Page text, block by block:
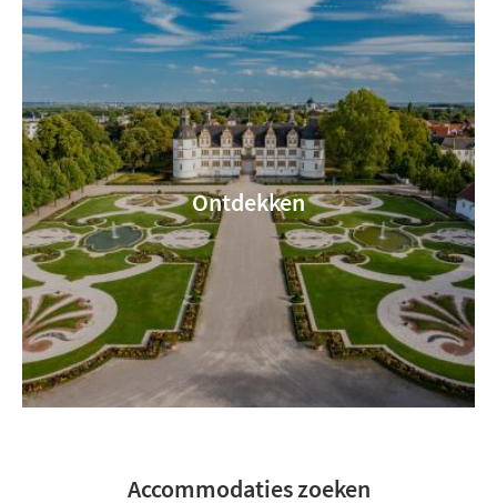
Ontdekken
Accommodaties zoeken